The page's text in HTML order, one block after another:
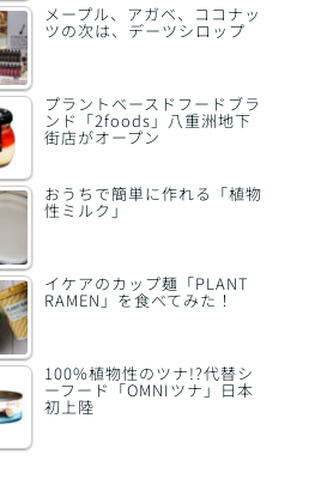
メープル、アガベ、ココナッ
ツの次は、デーツシロップ
プラントベースドフードブラ
ンド「2foods」八重洲地下
街店がオープン
おうちで簡単に作れる「植物
性ミルク」
イケアのカップ麺「PLANT
RAMEN」を食べてみた！
100%植物性のツナ!?代替シ
ーフード「OMNIツナ」日本
初上陸